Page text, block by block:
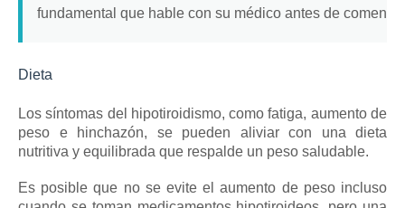
fundamental que hable con su médico antes de
Dieta
Los síntomas del hipotiroidismo, como fatiga, aumento de
peso e hinchazón, se pueden aliviar con una dieta
nutritiva y equilibrada que respalde un peso saludable.
Es posible que no se evite el aumento de peso incluso